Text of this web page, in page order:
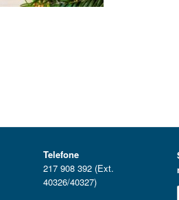
Telefone
217 908 392 (Ext.
40326/40327)